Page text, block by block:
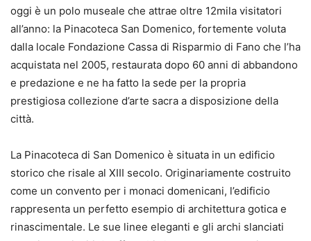
oggi è un polo museale che attrae oltre 12mila visitatori
all’anno: la Pinacoteca San Domenico, fortemente voluta
dalla locale Fondazione Cassa di Risparmio di Fano che l’ha
acquistata nel 2005, restaurata dopo 60 anni di abbandono
e predazione e ne ha fatto la sede per la propria
prestigiosa collezione d’arte sacra a disposizione della
città.
La Pinacoteca di San Domenico è situata in un edificio
storico che risale al XIII secolo. Originariamente costruito
come un convento per i monaci domenicani, l’edificio
rappresenta un perfetto esempio di architettura gotica e
rinascimentale. Le sue linee eleganti e gli archi slanciati